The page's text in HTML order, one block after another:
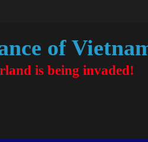
of
is being invaded!